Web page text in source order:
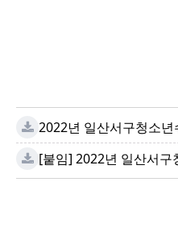
2022년 일산서구청소
[붙임] 2022년 일산서